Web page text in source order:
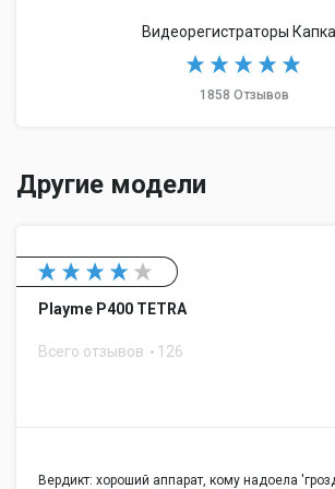
Видеорегистраторы
1858 Отзывов
Другие модели
Playme P400 TETRA
Всего отзывов 126
Вердикт: хороший аппарат, кому надоела